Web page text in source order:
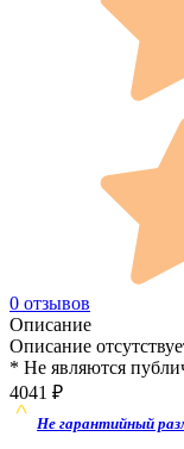
0 отзывов
Описание
Описание
* Не являются
4041 ₽
Не гарантийный